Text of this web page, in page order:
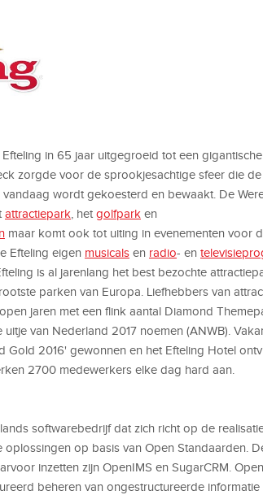
in 65 jaar uitgegroeid tot een
zorgde voor de sprookjesachtige sfeer die de
wordt gekoesterd en bewaakt. De
attractiepark , het golfpark en
maar komt ook tot uiting in evenementen voor
Efteling eigen musicals en radio- en
is al jarenlang het best bezochte
parken van Europa. Liefhebbers van
jaren met een flink aantal Diamond
van Nederland 2017 noemen (ANWB).
Gold 2016' gewonnen en het Efteling Hotel
2700 medewerkers elke dag hard aan.
softwarebedrijf dat zich richt op de
oplossingen op basis van Open Standaarden.
inzetten zijn OpenIMS en SugarCRM.
beheren van ongestructureerde informatie